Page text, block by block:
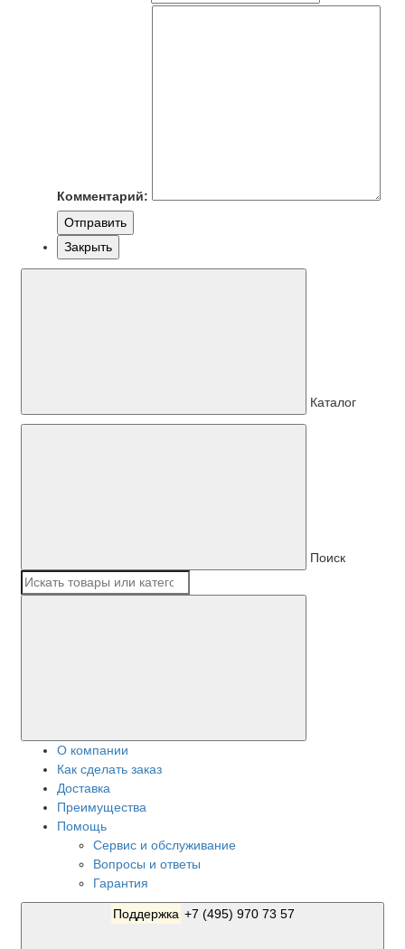
Комментарий:
Отправить
Закрыть
Каталог
Поиск
О компании
Как сделать заказ
Доставка
Преимущества
Помощь
Сервис и обслуживание
Вопросы и ответы
Гарантия
Поддержка